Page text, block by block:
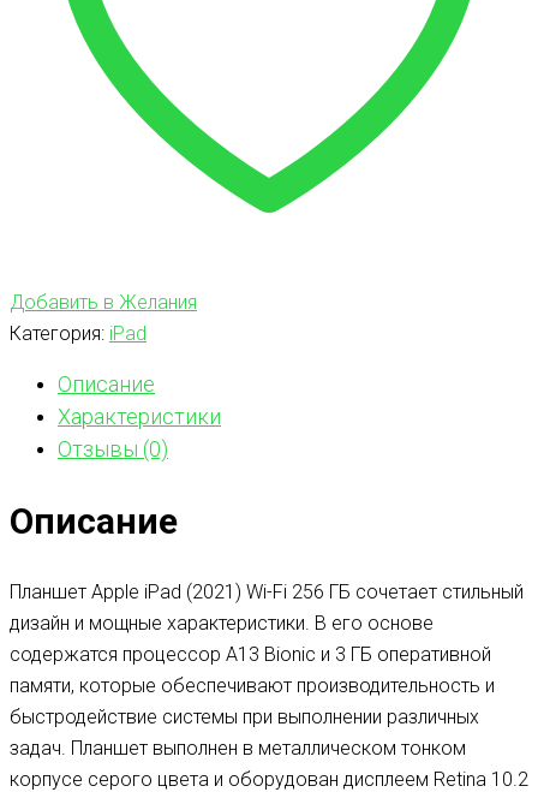
Добавить в Желания
Категория: iPad
Описание
Характеристики
Отзывы (0)
Описание
Планшет Apple iPad (2021) Wi-Fi 256 ГБ сочетает стильный
дизайн и мощные характеристики. В его основе
содержатся процессор A13 Bionic и 3 ГБ оперативной
памяти, которые обеспечивают производительность и
быстродействие системы при выполнении различных
задач. Планшет выполнен в металлическом тонком
корпусе серого цвета и оборудован дисплеем Retina 10.2